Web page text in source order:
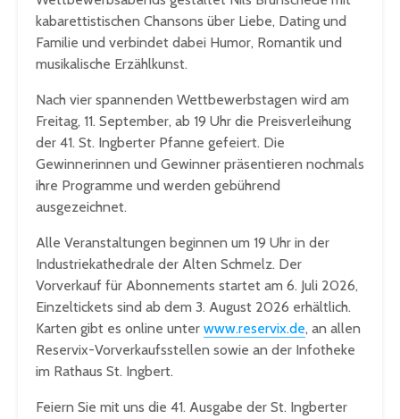
kabarettistischen Chansons über Liebe, Dating und
Familie und verbindet dabei Humor, Romantik und
musikalische Erzählkunst.
Nach vier spannenden Wettbewerbstagen wird am
Freitag, 11. September, ab 19 Uhr die Preisverleihung
der 41. St. Ingberter Pfanne gefeiert. Die
Gewinnerinnen und Gewinner präsentieren nochmals
ihre Programme und werden gebührend
ausgezeichnet.
Alle Veranstaltungen beginnen um 19 Uhr in der
Industriekathedrale der Alten Schmelz. Der
Vorverkauf für Abonnements startet am 6. Juli 2026,
Einzeltickets sind ab dem 3. August 2026 erhältlich.
Karten gibt es online unter www.reservix.de, an allen
Reservix-Vorverkaufsstellen sowie an der Infotheke
im Rathaus St. Ingbert.
Feiern Sie mit uns die 41. Ausgabe der St. Ingberter